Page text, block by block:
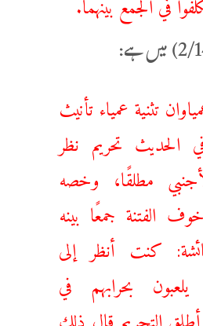
تثنية عمياء تأنيث
الحديث تحريم نظر
مطلقًا، وخصه
‌الفتنة جمعًا بينه
كنت أنظر إلى
بحرابهم في
التحريم قال ذلك